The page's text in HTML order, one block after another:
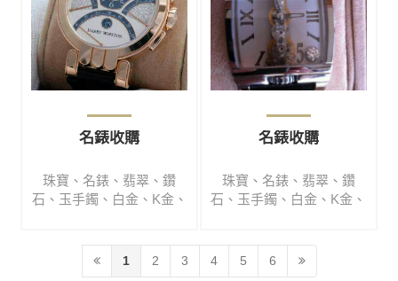
名錶收購
珠寶、名錶、翡翠、鑽
石、玉手鐲、白金、K金、
鐲、代尋、買賣、寄賣
名錶收購
珠寶、名錶、翡翠、鑽
石、玉手鐲、白金、K金、
鐲、代尋、買賣、寄賣
1 2 3 4 5 6